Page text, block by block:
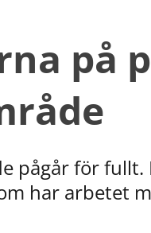
på
pågår för fullt.
har arbetet